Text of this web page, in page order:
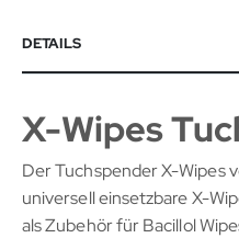
DETAILS
X-Wipes
Der Tuchspender X-Wipes
universell einsetzbare X-
als Zubehör für Bacillol